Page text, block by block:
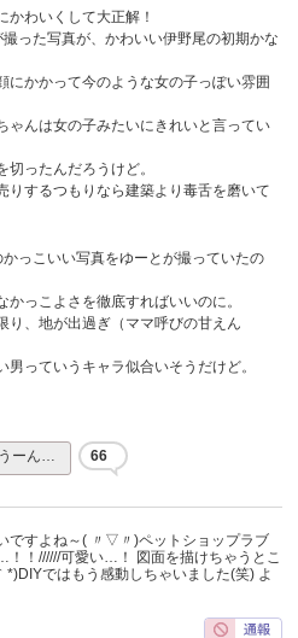
かわいくして大正解！
った写真が、かわいい伊野尾の初期かな
にかかって今のような女の子っぽい雰囲
ゃんは女の子みたいにきれいと言ってい
ったんだろうけど。
りするつもりなら建築より毒舌を磨いて
っこいい写真をゆーとが撮っていたの
っこよさを徹底すればいいのに。
り、地が出過ぎ（ママ呼びの甘えん
っていうキャラ似合いそうだけど。
うーん… 66
ですよね～( 〃▽〃)ペットショップラブ
！！//////可愛い…！ 図面を描けちゃうとこ
ではもう感動しちゃいました(笑) よ